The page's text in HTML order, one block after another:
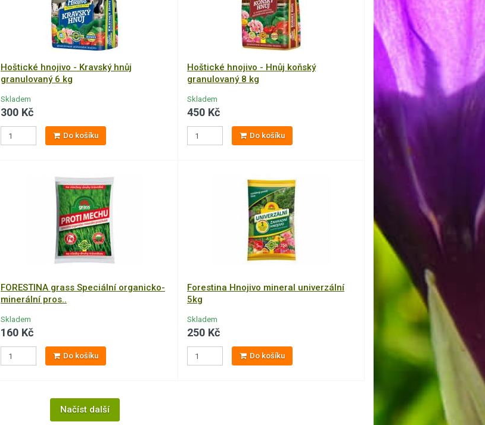
Hoštické hnojivo - Kravský hnůj
granulovaný 6 kg
Skladem
300 Kč
Do košíku
Hoštické hnojivo - Hnůj koňský
granulovaný 8 kg
Skladem
450 Kč
Do košíku
FORESTINA grass Speciální organicko-
minerální pros..
Skladem
160 Kč
Do košíku
Forestina Hnojivo mineral univerzální
5kg
Skladem
250 Kč
Do košíku
Načíst další